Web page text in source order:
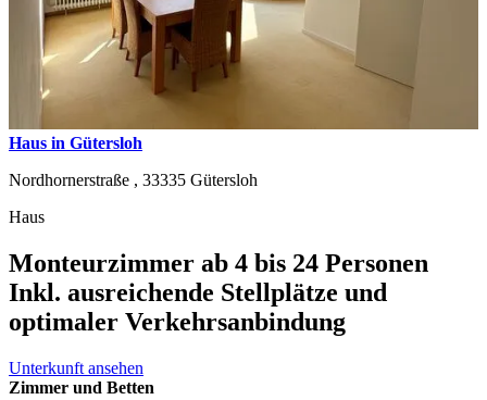
Haus in Gütersloh
Nordhornerstraße , 33335 Gütersloh
Haus
Monteurzimmer ab 4 bis 24 Personen
Inkl. ausreichende Stellplätze und
optimaler Verkehrsanbindung
Unterkunft ansehen
Zimmer und Betten